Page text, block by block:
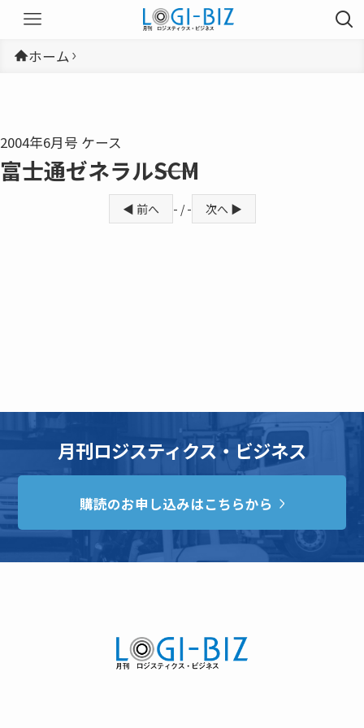
ホーム
2004年6月号 ケース
富士通ゼネラル――SCM
◀ 前へ - / - 次へ ▶
月刊ロジスティクス・ビジネス
購読のお申し込みはこちらから